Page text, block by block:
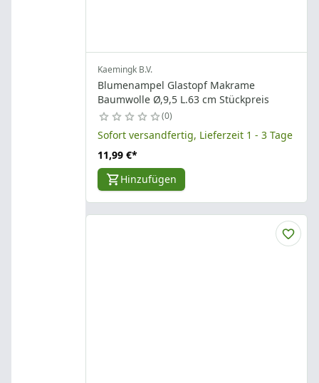
Kaemingk B.V.
Blumenampel Glastopf Makrame
Baumwolle Ø,9,5 L.63 cm Stückpreis
0
Sofort versandfertig, Lieferzeit 1 - 3 Tage
11,99 €*
Hinzufügen